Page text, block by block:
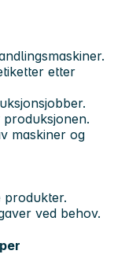
etter
maskiner og
produkter.
ved behov.